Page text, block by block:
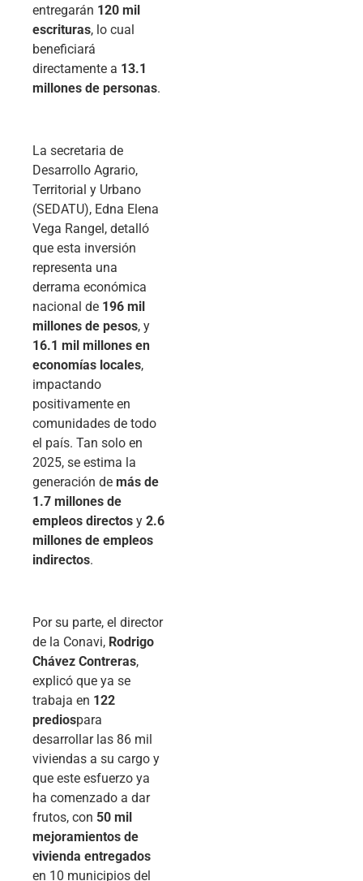
entregarán 120 mil
escrituras, lo cual
beneficiará
directamente a 13.1
millones de personas.
La secretaria de
Desarrollo Agrario,
Territorial y Urbano
(SEDATU), Edna Elena
Vega Rangel, detalló
que esta inversión
representa una
derrama económica
nacional de 196 mil
millones de pesos, y
16.1 mil millones en
economías locales,
impactando
positivamente en
comunidades de todo
el país. Tan solo en
2025, se estima la
generación de más de
1.7 millones de
empleos directos y 2.6
millones de empleos
indirectos.
Por su parte, el director
de la Conavi, Rodrigo
Chávez Contreras,
explicó que ya se
trabaja en 122
prediospara
desarrollar las 86 mil
viviendas a su cargo y
que este esfuerzo ya
ha comenzado a dar
frutos, con 50 mil
mejoramientos de
vivienda entregados
en 10 municipios del